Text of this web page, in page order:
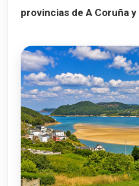
provincias de A Coruña y